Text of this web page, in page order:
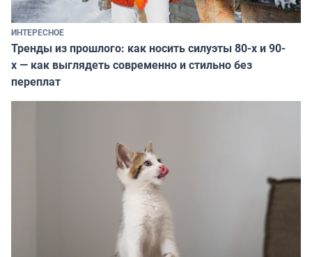
ИНТЕРЕСНОЕ
Тренды из прошлого: как носить силуэты 80-х и 90-
х — как выглядеть современно и стильно без
переплат